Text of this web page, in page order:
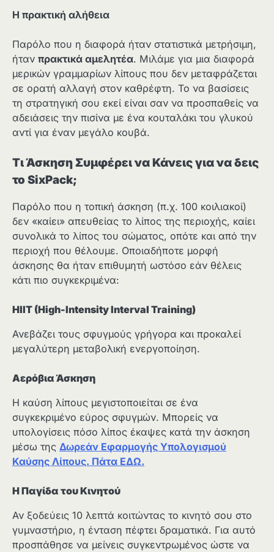
Η πρακτική αλήθεια
Παρόλο που η διαφορά ήταν στατιστικά μετρήσιμη,
ήταν πρακτικά αμελητέα. Μιλάμε για μια διαφορά
μερικών γραμμαρίων λίπους που δεν μεταφράζεται
σε ορατή αλλαγή στον καθρέφτη. Το να βασίσεις
τη στρατηγική σου εκεί είναι σαν να προσπαθείς να
αδειάσεις την πισίνα με ένα κουταλάκι του γλυκού
αντί για έναν μεγάλο κουβά.
Τι Άσκηση Συμφέρει να Κάνεις για να δεις
το SixPack;
Παρόλο που η τοπική άσκηση (π.χ. 100 κοιλιακοί)
δεν «καίει» απευθείας το λίπος της περιοχής, καίει
συνολικά το λίπος του σώματος, οπότε και από την
περιοχή που θέλουμε. Οποιαδήποτε μορφή
άσκησης θα ήταν επιθυμητή ωστόσο εάν θέλεις
κάτι πιο συγκεκριμένα:
HIIT (High-Intensity Interval Training)
Ανεβάζει τους σφυγμούς γρήγορα και προκαλεί
μεγαλύτερη μεταβολική ενεργοποίηση.
Αερόβια Άσκηση
Η καύση λίπους μεγιστοποιείται σε ένα
συγκεκριμένο εύρος σφυγμών. Μπορείς να
υπολογίσεις πόσο λίπος έκαψες κατά την άσκηση
μέσω της Δωρεάν Εφαρμογής Υπολογισμού
Καύσης Λίπους. Πάτα ΕΔΩ.
Η Παγίδα του Κινητού
Αν ξοδεύεις 10 λεπτά κοιτώντας το κινητό σου στο
γυμναστήριο, η ένταση πέφτει δραματικά. Για αυτό
προσπάθησε να μείνεις συγκεντρωμένος ώστε να